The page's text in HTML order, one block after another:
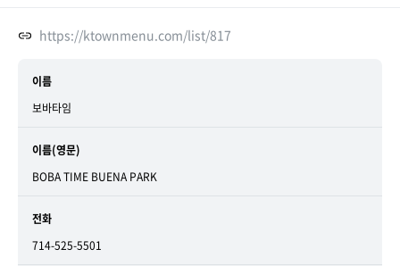
https://ktownmenu.com/list/817
이름
보바타임
이름(영문)
BOBA TIME BUENA PARK
전화
714-525-5501